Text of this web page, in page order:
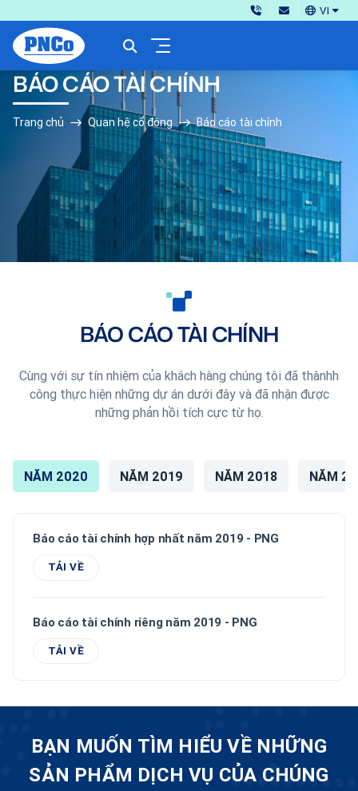
VI
BÁO CÁO TÀI CHÍNH
Trang chủ Quan hệ cổ đông Báo cáo tài chính
BÁO CÁO TÀI CHÍNH
Cùng với sự tín nhiệm của khách hàng chúng tôi đã thànhh
công thực hiện những dự án dưới đây và đã nhận được
những phản hồi tích cực từ họ.
NĂM 2020 NĂM 2019 NĂM 2018 NĂM
Báo cáo tài chính hợp nhất năm 2019 - PNG
TẢI VỀ
Báo cáo tài chính riêng năm 2019 - PNG
TẢI VỀ
BẠN MUỐN TÌM HIỂU VỀ NHỮNG
SẢN PHẨM DỊCH VỤ CỦA CHÚNG